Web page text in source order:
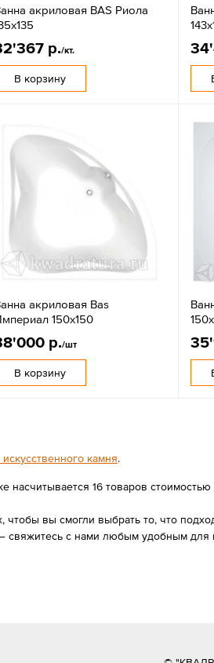
акриловая BAS Риола
р./кт.
В корзину
акриловая Bas
150х150
р./шт
В корзину
камня.
16 товаров
вы смогли выбрать то, что
свяжитесь с нами любым удобным для